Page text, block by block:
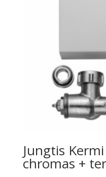
Jungtis
chromas +